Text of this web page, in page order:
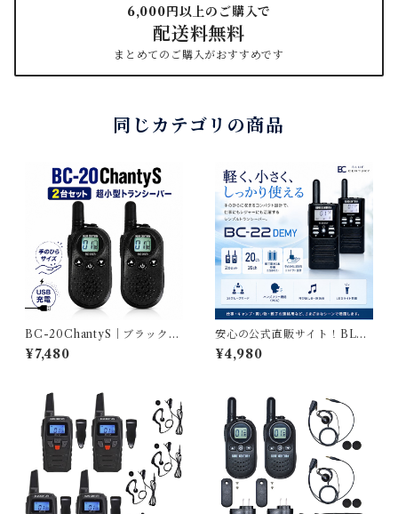
6,000円以上のご購入で
配送料無料
まとめてのご購入がおすすめです
同じカテゴリの商品
BC-20ChantyS｜ブラック・
レッドの2カラー USB-C充電
対応の小型・軽量 特定小電力
¥7,480
安心の公式直販サイト！BLU
E CENTURY 国内メーカー
ブルーセンチュリー 単三電池2
(デミー) 2台セット/ベルトク
リップ付属 あり 技適マーク有
総務省技術基準適合商品 BC2
2 demi
¥4,980